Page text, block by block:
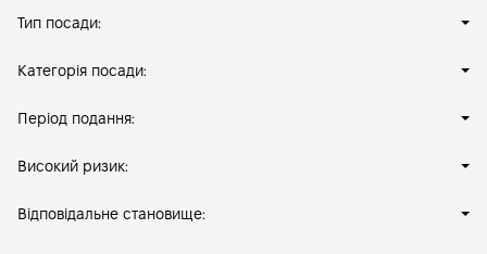
Тип посади:
Категорія посади:
Період подання:
Високий ризик:
Відповідальне становище: